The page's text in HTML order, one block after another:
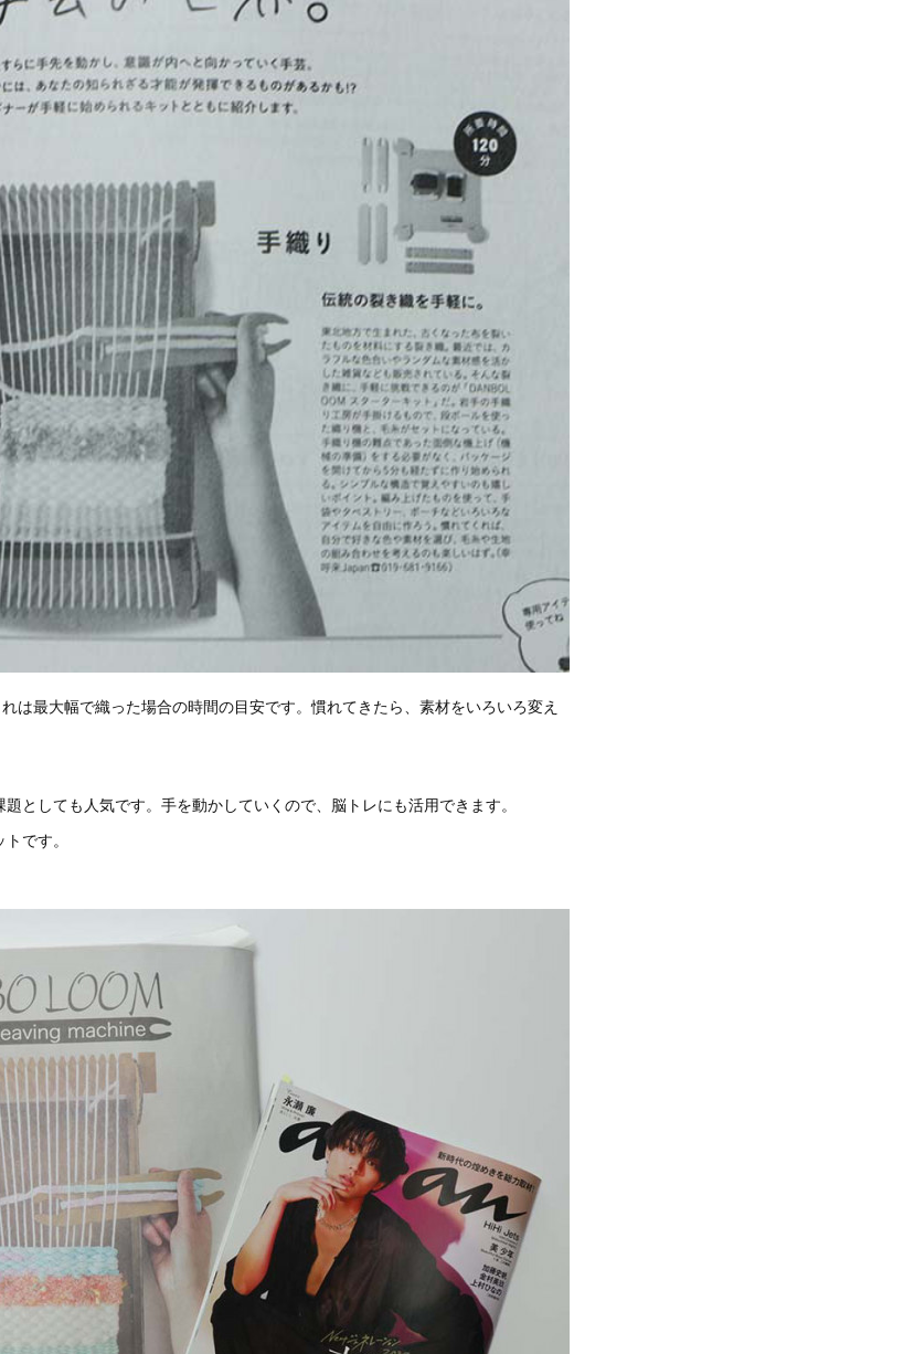
は最大幅で織った場合の時間の目安です。慣れてきたら、素材をいろいろ変え
としても人気です。手を動かしていくので、脳トレにも活用できます。
です。